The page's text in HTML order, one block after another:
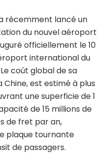
récemment lancé un
du nouvel aéroport
officiellement le 10
international du
coût global de sa
est estimé à plus
une superficie de 1
de 15 millions de
de fret par an,
plaque tournante
de passagers.